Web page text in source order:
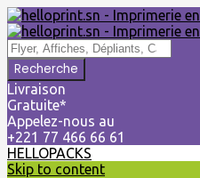
Livraison
Gratuite*
Appelez-nous au
+221 77 466 66 61
HELLOPACKS
Skip to content